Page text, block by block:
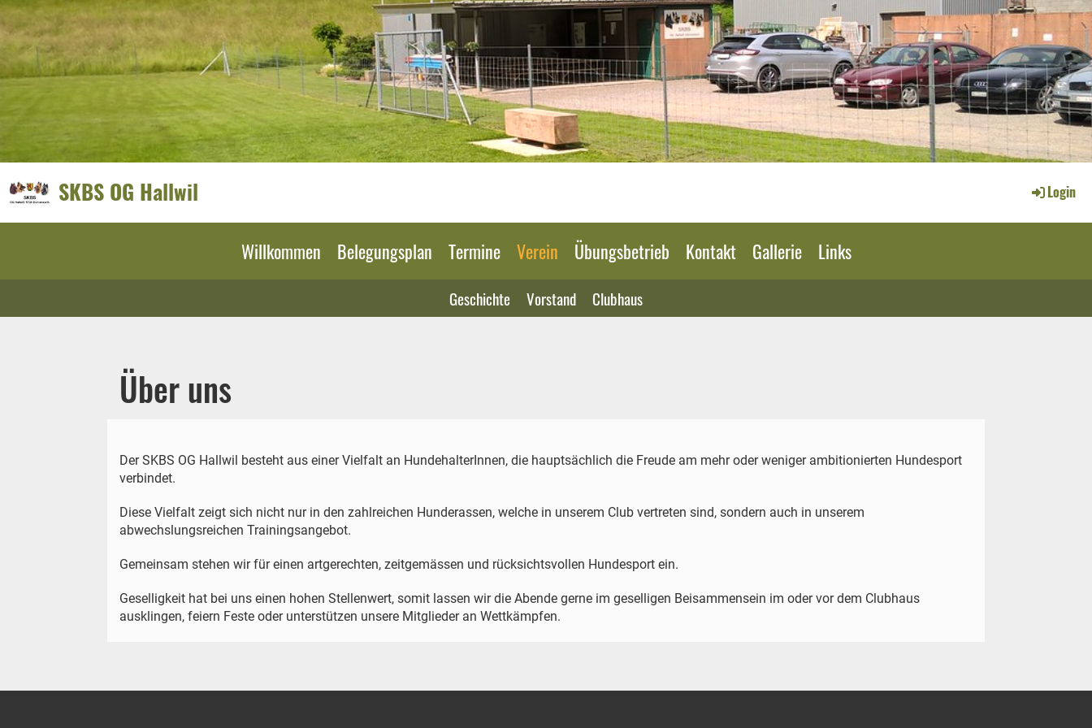
SKBS OG Hallwil Login
Willkommen Belegungsplan Termine Verein Übungsbetrieb Kontakt Gallerie Links
Geschichte Vorstand Clubhaus
Über uns
Der SKBS OG Hallwil besteht aus einer Vielfalt an HundehalterInnen, die hauptsächlich die Freude am mehr oder weniger ambitionierten Hundesport
verbindet.
Diese Vielfalt zeigt sich nicht nur in den zahlreichen Hunderassen, welche in unserem Club vertreten sind, sondern auch in unserem
abwechslungsreichen Trainingsangebot.
Gemeinsam stehen wir für einen artgerechten, zeitgemässen und rücksichtsvollen Hundesport ein.
Geselligkeit hat bei uns einen hohen Stellenwert, somit lassen wir die Abende gerne im geselligen Beisammensein im oder vor dem Clubhaus
ausklingen, feiern Feste oder unterstützen unsere Mitglieder an Wettkämpfen.